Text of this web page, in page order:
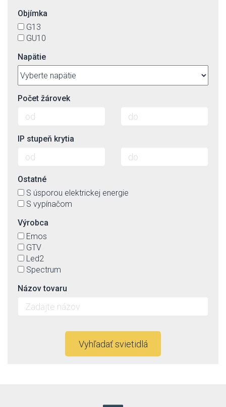
Objímka
G13
GU10
Napätie
Počet žárovek
IP stupeň krytia
Ostatné
S úsporou elektrickej energie
S vypínačom
Výrobca
Emos
GTV
Led2
Spectrum
Názov tovaru
Vyhľadať svietidlá